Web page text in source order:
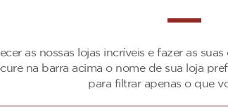
as nossas lojas incríveis e fazer as
na barra acima o nome de sua loja
para filtrar apenas o que